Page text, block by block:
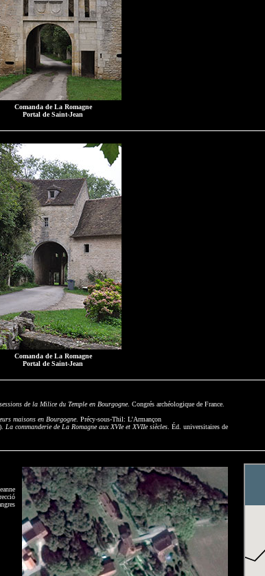
Comanda de La Romagne
Portal de Saint-Jean
Comanda de La Romagne
Portal de Saint-Jean
de la Milice du Temple en Bourgogne. Congrés archéologique de France.
maisons en Bourgogne. Précy-sous-Thil: L’Armançon
La commanderie de La Romagne aux XVIe et XVIIe siècles . Éd. universitaires de